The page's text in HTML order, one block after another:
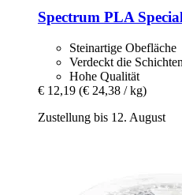
Spectrum PLA
Steinartige Obefläche
Verdeckt die Schichten
Hohe Qualität
€ 12,19 (€ 24,38 / kg)
Zustellung bis 12. August